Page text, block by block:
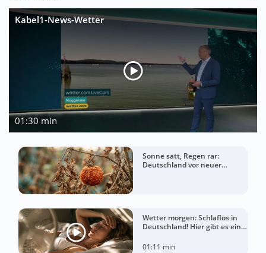
Kabel1-News-Wetter
01:30 min
Sonne satt, Regen rar:
Deutschland vor neuer
Wetter morgen: Schlaflos in
Deutschland! Hier gibt es eine
01:11 min